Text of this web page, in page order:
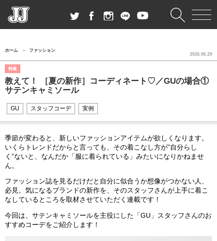
ホーム ファッション
特集
教えて！ ［夏の新作］コーディネート♡／GUの場合①
サテンキャミソール
2026.06.29
GU スタッフコーデ 実例
季節が変わると、新しいファッションアイテムが欲しくなります。
いくらトレンドだからと言っても、その着こなし方が”自分らし
く”ないと、なんだか「服に着られている」みたいになりかねませ
ん。
ファッション誌を見るだけだと自分に似合うか想像がつかない人、
必見。気になるブランドの新作を、そのスタッフさんが上手に着こ
なしているところを取材させていただく連載です！
今回は、 サテンキャミソールを主役にした「GU」スタッフさんのお
すすめコーデをご紹介します！